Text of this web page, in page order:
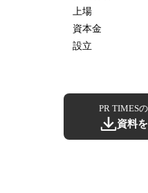
上場
資本金
設立
PR TIMES
資料